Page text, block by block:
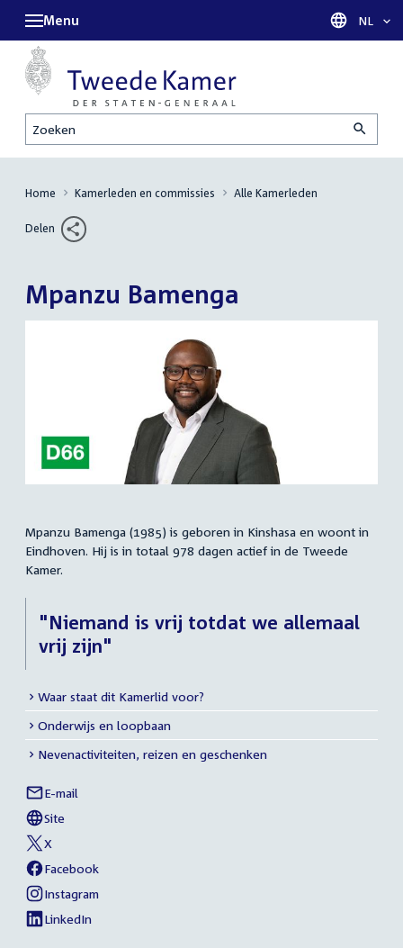
Zoeken
Menu Taal
NL
Home Kamerleden en commissies Alle Kamerleden
Delen
Mpanzu Bamenga
Samenvatting
Mpanzu Bamenga (1985) is geboren in Kinshasa en woont in
Eindhoven. Hij is in totaal 978 dagen actief in de Tweede
Kamer.
"Niemand is vrij totdat we allemaal
vrij zijn"
Meer
info
Waar staat dit Kamerlid voor?
Onderwijs en loopbaan
Nevenactiviteiten, reizen en geschenken
Links
naar
sociale
media
E-mail
Mpanzu
Bamenga
External
link:
Site
van
Mpanzu
Bamenga
External
link:
X
van
Mpanzu
Bamenga
External
link:
Facebook
van
Mpanzu
Bamenga
External
link:
Instagram
van
Mpanzu
Bamenga
External
LinkedIn
van